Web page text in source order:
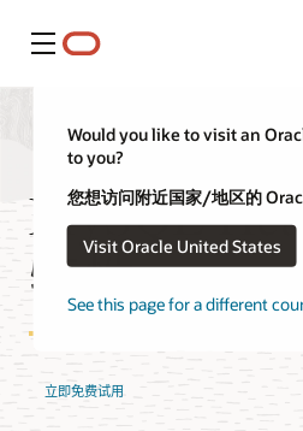
菜单
Would you like to visit an
to you?
您想访问附近国家/地区的
Visit Oracle United States
See this page for a different
MySQL
特性
立即免费试用